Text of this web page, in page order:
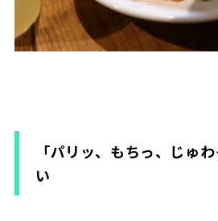
「パリッ、もちっ、じゅ
い